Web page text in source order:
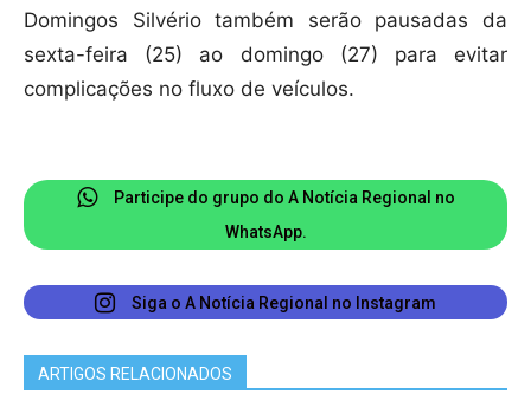
Domingos Silvério também serão pausadas da
sexta-feira (25) ao domingo (27) para evitar
complicações no fluxo de veículos.
Participe do grupo do A Notícia Regional no
WhatsApp.
Siga o A Notícia Regional no Instagram
ARTIGOS RELACIONADOS